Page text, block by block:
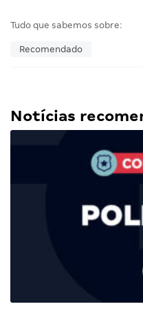
Tudo que sabemos sobre:
Recomendado
Notícias